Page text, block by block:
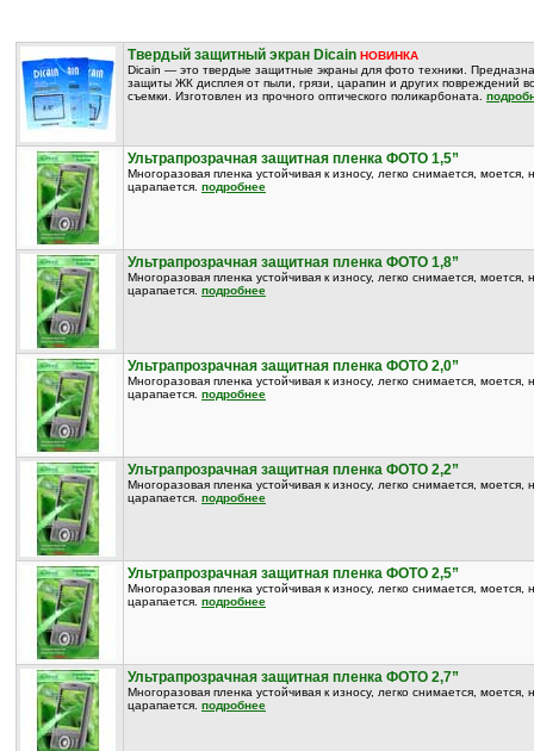
Твердый защитный экран Dicain НОВИНКА
Dicain — это твердые защитные экраны для фото техники.
защиты ЖК дисплея от пыли, грязи, царапин и других повреждений
съемки. Изготовлен из прочного оптического поликарбоната.
Ультрапрозрачная защитная пленка ФОТО 1,5”
Многоразовая пленка устойчивая к износу, легко снимается, моется,
царапается. подробнее
Ультрапрозрачная защитная пленка ФОТО 1,8”
Многоразовая пленка устойчивая к износу, легко снимается, моется,
царапается. подробнее
Ультрапрозрачная защитная пленка ФОТО 2,0”
Многоразовая пленка устойчивая к износу, легко снимается, моется,
царапается. подробнее
Ультрапрозрачная защитная пленка ФОТО 2,2”
Многоразовая пленка устойчивая к износу, легко снимается, моется,
царапается. подробнее
Ультрапрозрачная защитная пленка ФОТО 2,5”
Многоразовая пленка устойчивая к износу, легко снимается, моется,
царапается. подробнее
Ультрапрозрачная защитная пленка ФОТО 2,7”
Многоразовая пленка устойчивая к износу, легко снимается, моется,
царапается. подробнее